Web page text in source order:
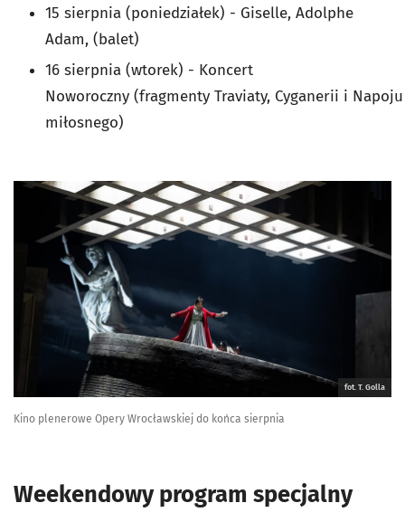
15 sierpnia (poniedziałek) - Giselle, Adolphe
Adam, (balet)
16 sierpnia (wtorek) - Koncert
Noworoczny (fragmenty Traviaty, Cyganerii i Napoju
miłosnego)
fot. T. Golla
Kino plenerowe Opery Wrocławskiej do końca sierpnia
Weekendowy program specjalny